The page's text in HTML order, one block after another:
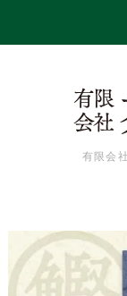
有限会